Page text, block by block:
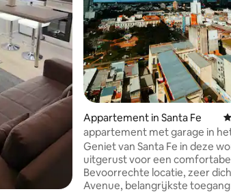
recensies Appartement in Santa Fe
appartement met garage in
Geniet van Santa Fe in deze
uitgerust voor een
Bevoorrechte locatie, zeer
Avenue, belangrijkste